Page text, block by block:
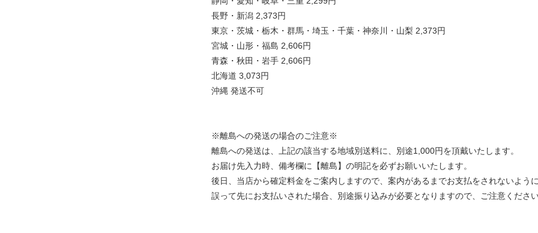
長野・新潟 2,373円
東京・茨城・栃木・群馬・埼玉・千葉・神奈川・山梨 2,373円
宮城・山形・福島 2,606円
青森・秋田・岩手 2,606円
北海道 3,073円
沖縄 発送不可
※離島への発送の場合のご注意※
離島への発送は、上記の該当する地域別送料に、別途1,000円を頂戴いたします。
お届け先入力時、備考欄に【離島】の明記を必ずお願いいたします。
後日、当店から確定料金をご案内しますので、案内があるまでお支払をされないよう
誤って先にお支払いされた場合、別途振り込みが必要となりますので、ご注意ください